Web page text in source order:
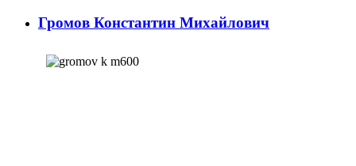
Громов Константин Михайлович